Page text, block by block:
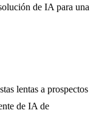
de IA para una
lentas a prospectos
de IA de